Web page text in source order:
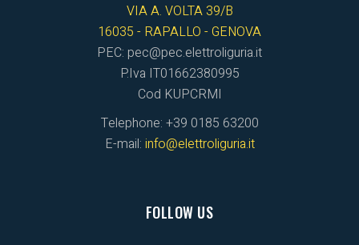
VIA A. VOLTA 39/B
16035 - RAPALLO - GENOVA
PEC: pec@pec.elettroliguria.it
P.Iva IT01662380995
Cod KUPCRMI
Telephone: +39 0185 63200
E-mail: info@elettroliguria.it
FOLLOW US